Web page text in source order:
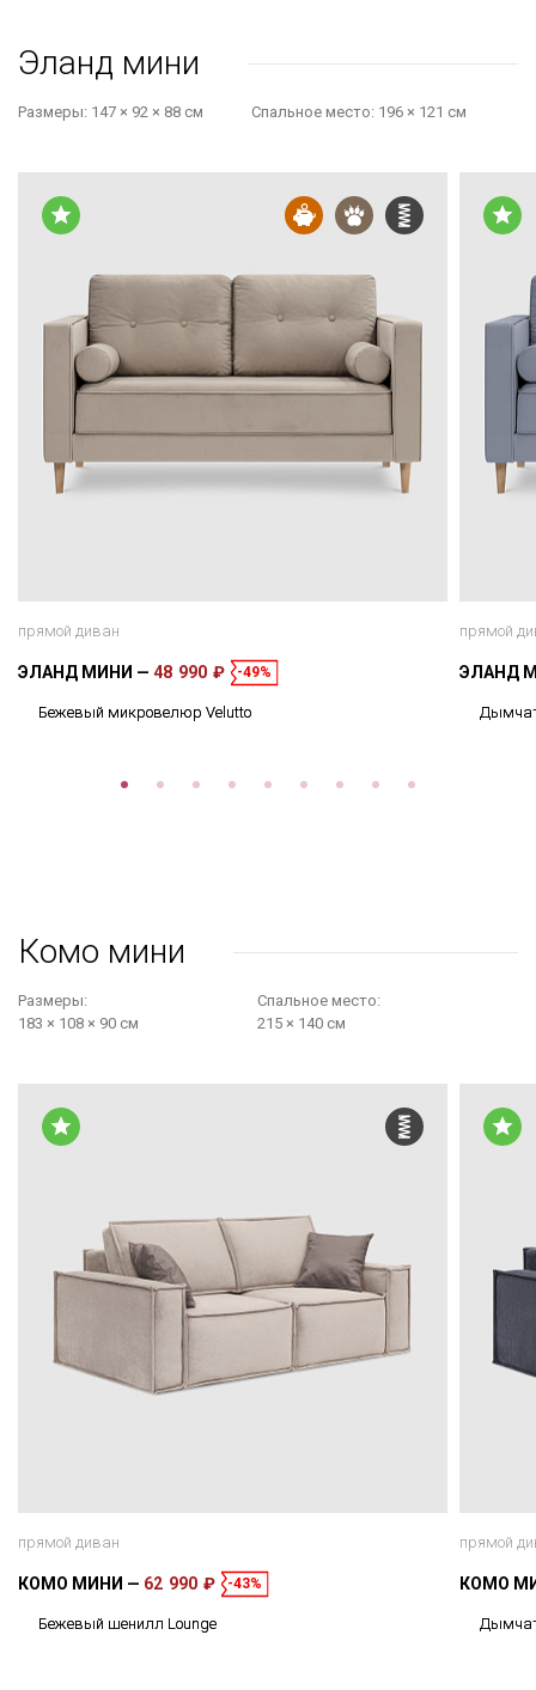
Эланд мини
Размеры: 147 × 92 × 88 см Cпальное место: 196 × 121 см
прямой диван
ЭЛАНД МИНИ 48 990 ₽ -49%
Бежевый микровелюр Velutto
прямой
ЭЛАНД
Комо мини
Размеры:
183 × 108 × 90 см
Cпальное место:
215 × 140 см
прямой диван
КОМО МИНИ 62 990 ₽ -43%
Бежевый шенилл Lounge
прямой
КОМО